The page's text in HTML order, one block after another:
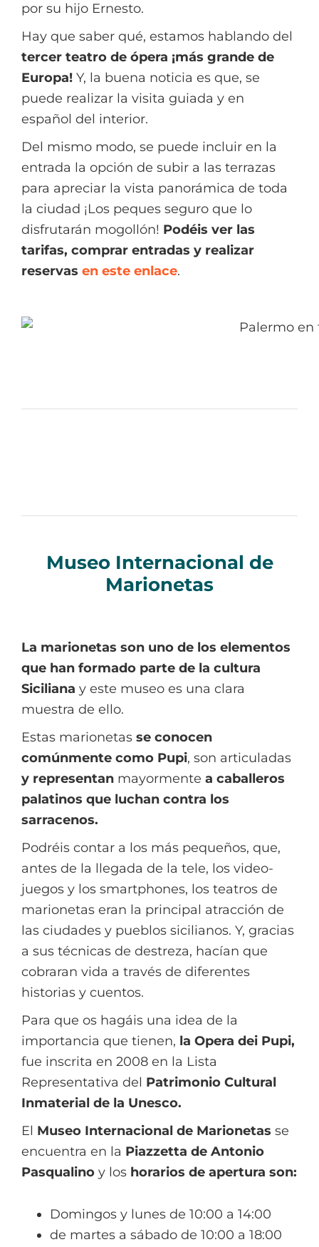
por su hijo Ernesto.
Hay que saber qué, estamos hablando del
tercer teatro de ópera ¡más grande de
Europa! Y, la buena noticia es que, se
puede realizar la visita guiada y en
español del interior.
Del mismo modo, se puede incluir en la
entrada la opción de subir a las terrazas
para apreciar la vista panorámica de toda
la ciudad ¡Los peques seguro que lo
disfrutarán mogollón! Podéis ver las
tarifas, comprar entradas y realizar
reservas en este enlace.
Museo Internacional de
Marionetas
La marionetas son uno de los elementos
que han formado parte de la cultura
Siciliana y este museo es una clara
muestra de ello.
Estas marionetas se conocen
comúnmente como Pupi, son articuladas
y representan mayormente a caballeros
palatinos que luchan contra los
sarracenos.
Podréis contar a los más pequeños, que,
antes de la llegada de la tele, los video-
juegos y los smartphones, los teatros de
marionetas eran la principal atracción de
las ciudades y pueblos sicilianos. Y, gracias
a sus técnicas de destreza, hacían que
cobraran vida a través de diferentes
historias y cuentos.
Para que os hagáis una idea de la
importancia que tienen, la Opera dei Pupi,
fue inscrita en 2008 en la Lista
Representativa del Patrimonio Cultural
Inmaterial de la Unesco.
El Museo Internacional de Marionetas se
encuentra en la Piazzetta de Antonio
Pasqualino y los horarios de apertura son:
Domingos y lunes de 10:00 a 14:00
de martes a sábado de 10:00 a 18:00